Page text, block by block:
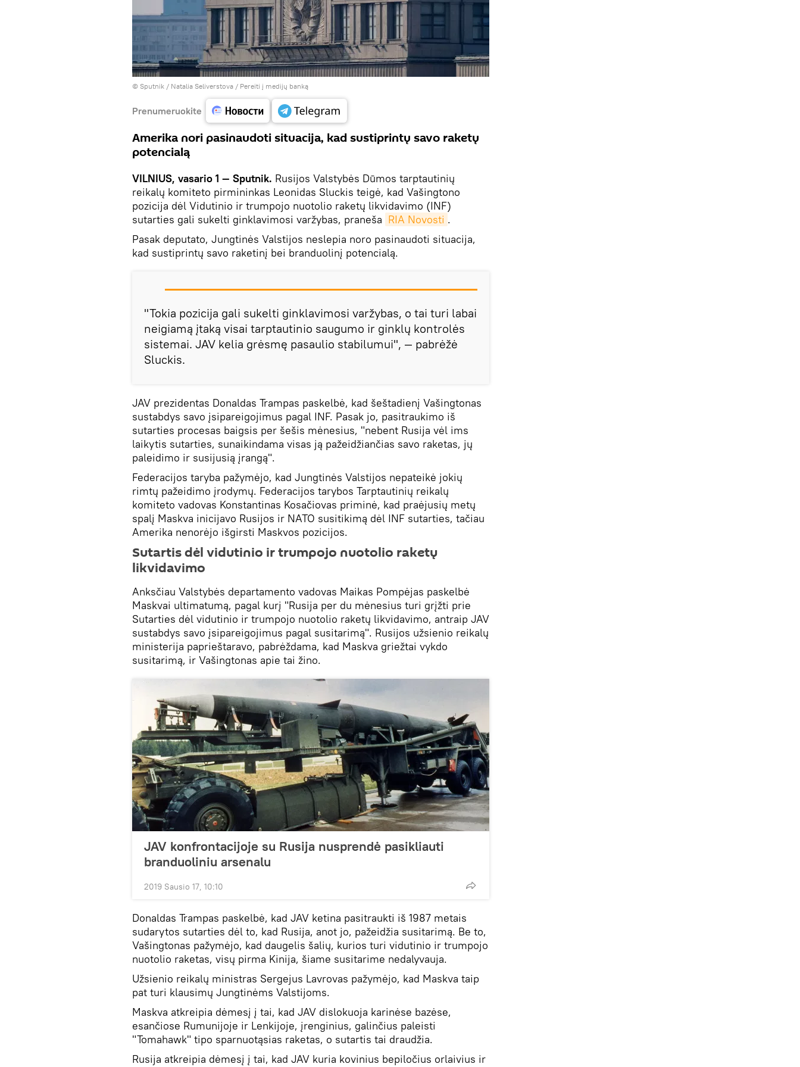
© Sputnik / Natalia Seliverstova / Pereiti į medijų banką
Prenumeruokite
Amerika nori pasinaudoti situacija, kad sustiprintų savo raketų
potencialą
VILNIUS, vasario 1 ― Sputnik. Rusijos Valstybės Dūmos tarptautinių
reikalų komiteto pirmininkas Leonidas Sluckis teigė, kad Vašingtono
pozicija dėl Vidutinio ir trumpojo nuotolio raketų likvidavimo (INF)
sutarties gali sukelti ginklavimosi varžybas, praneša RIA Novosti .
Pasak deputato, Jungtinės Valstijos neslepia noro pasinaudoti situacija,
kad sustiprintų savo raketinį bei branduolinį potencialą.
"Tokia pozicija gali sukelti ginklavimosi varžybas, o tai turi labai
neigiamą įtaką visai tarptautinio saugumo ir ginklų kontrolės
sistemai. JAV kelia grėsmę pasaulio stabilumui", ― pabrėžė
Sluckis.
JAV prezidentas Donaldas Trampas paskelbė, kad šeštadienį Vašingtonas
sustabdys savo įsipareigojimus pagal INF. Pasak jo, pasitraukimo iš
sutarties procesas baigsis per šešis mėnesius, "nebent Rusija vėl ims
laikytis sutarties, sunaikindama visas ją pažeidžiančias savo raketas, jų
paleidimo ir susijusią įrangą".
Federacijos taryba pažymėjo, kad Jungtinės Valstijos nepateikė jokių
rimtų pažeidimo įrodymų. Federacijos tarybos Tarptautinių reikalų
komiteto vadovas Konstantinas Kosačiovas priminė, kad praėjusių metų
spalį Maskva inicijavo Rusijos ir NATO susitikimą dėl INF sutarties, tačiau
Amerika nenorėjo išgirsti Maskvos pozicijos.
Sutartis dėl vidutinio ir trumpojo nuotolio raketų
likvidavimo
Anksčiau Valstybės departamento vadovas Maikas Pompėjas paskelbė
Maskvai ultimatumą, pagal kurį "Rusija per du mėnesius turi grįžti prie
Sutarties dėl vidutinio ir trumpojo nuotolio raketų likvidavimo, antraip JAV
sustabdys savo įsipareigojimus pagal susitarimą". Rusijos užsienio reikalų
ministerija paprieštaravo, pabrėždama, kad Maskva griežtai vykdo
susitarimą, ir Vašingtonas apie tai žino.
JAV konfrontacijoje su Rusija nusprendė pasikliauti
branduoliniu arsenalu
2019 Sausio 17, 10:10
Donaldas Trampas paskelbė, kad JAV ketina pasitraukti iš 1987 metais
sudarytos sutarties dėl to, kad Rusija, anot jo, pažeidžia susitarimą. Be to,
Vašingtonas pažymėjo, kad daugelis šalių, kurios turi vidutinio ir trumpojo
nuotolio raketas, visų pirma Kinija, šiame susitarime nedalyvauja.
Užsienio reikalų ministras Sergejus Lavrovas pažymėjo, kad Maskva taip
pat turi klausimų Jungtinėms Valstijoms.
Maskva atkreipia dėmesį į tai, kad JAV dislokuoja karinėse bazėse,
esančiose Rumunijoje ir Lenkijoje, įrenginius, galinčius paleisti
"Tomahawk" tipo sparnuotąsias raketas, o sutartis tai draudžia.
Rusija atkreipia dėmesį į tai, kad JAV kuria kovinius bepiločius orlaivius ir